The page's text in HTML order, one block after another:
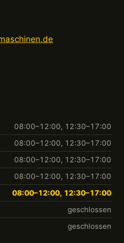
08:00–12:00, 12:30–17:00
08:00–12:00, 12:30–17:00
08:00–12:00, 12:30–17:00
08:00–12:00, 12:30–17:00
08:00–12:00, 12:30–17:00
geschlossen
geschlossen